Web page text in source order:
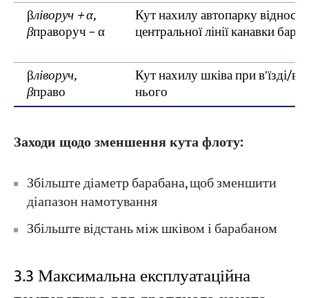
βліворуч + α,
βправоруч − α
Кут нахилу автопарку відносно
центральної лінії канавки
βліворуч,
βправо
Кут нахилу шківа при в'їзді/
нього
Заходи щодо зменшення кута флоту:
Збільште діаметр барабана, щоб зменшити
діапазон намотування
Збільште відстань між шківом і барабаном
3.3 Максимальна експлуатаційна